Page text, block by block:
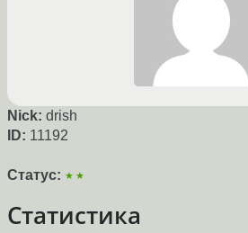
Nick: drish
ID: 11192
Статус: ★★
Статистика